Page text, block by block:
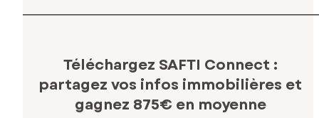
Téléchargez SAFTI Connect :
partagez vos infos immobilières et
gagnez 875€ en moyenne